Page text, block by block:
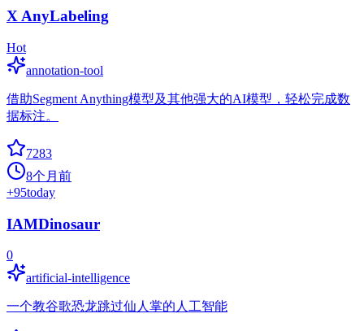
X AnyLabeling
Hot
annotation-tool
借助Segment Anything模型及其他强大的AI模型，轻松完成数
据标注。
7283
8个月前
+95today
IAMDinosaur
0
artificial-intelligence
一个教谷歌恐龙跳过仙人掌的人工智能